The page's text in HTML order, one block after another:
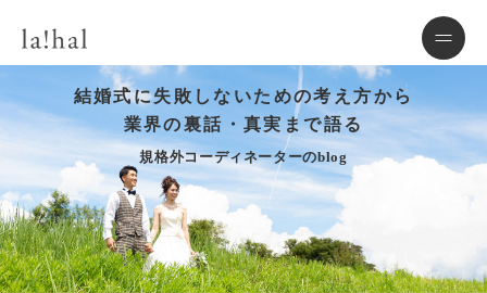
結婚式に失敗しないための考え方から
業界の裏話・真実まで語る
規格外コーディネーターのblog